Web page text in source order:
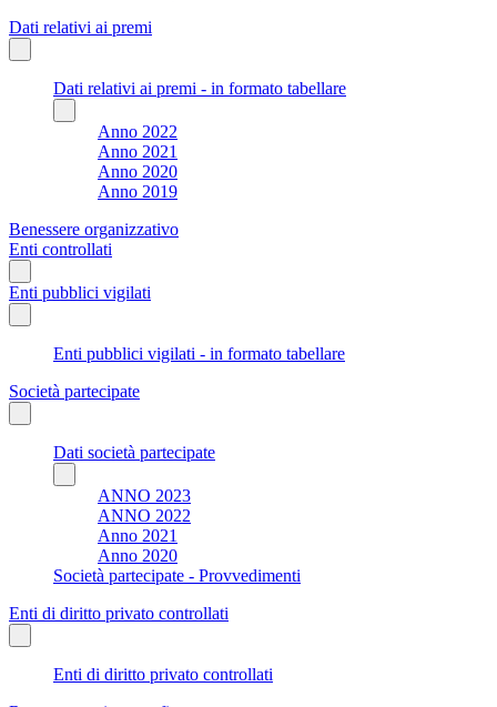
Dati relativi ai premi
Dati relativi ai premi - in formato tabellare
Anno 2022
Anno 2021
Anno 2020
Anno 2019
Benessere organizzativo
Enti controllati
Enti pubblici vigilati
Enti pubblici vigilati - in formato tabellare
Società partecipate
Dati società partecipate
ANNO 2023
ANNO 2022
Anno 2021
Anno 2020
Società partecipate - Provvedimenti
Enti di diritto privato controllati
Enti di diritto privato controllati